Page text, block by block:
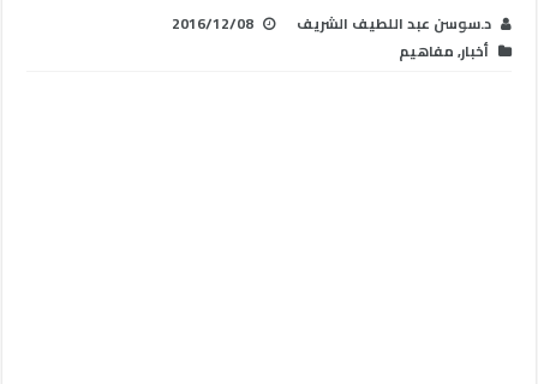
د.سوسن عبد اللطيف الشريف
2016/12/08
أخبار,مفاهيم